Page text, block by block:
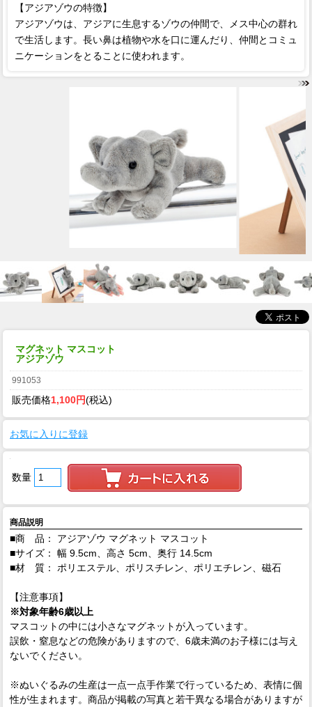
【アジアゾウの特徴】
アジアゾウは、アジアに生息するゾウの仲間で、メス中心の群れ
で生活します。長い鼻は植物や水を口に運んだり、仲間とコミュ
ニケーションをとることに使われます。
マグネット マスコット
アジアゾウ
991053
販売価格1,100円(税込)
お気に入りに登録
数量
商品説明
■商 品： アジアゾウ マグネット マスコット
■サイズ： 幅 9.5cm、高さ 5cm、奥行 14.5cm
■材 質： ポリエステル、ポリスチレン、ポリエチレン、磁石
【注意事項】
※対象年齢6歳以上
マスコットの中には小さなマグネットが入っています。
誤飲・窒息などの危険がありますので、6歳未満のお子様には与え
ないでください。
※ぬいぐるみの生産は一点一点手作業で行っているため、表情に個
性が生まれます。商品が掲載の写真と若干異なる場合がありますが